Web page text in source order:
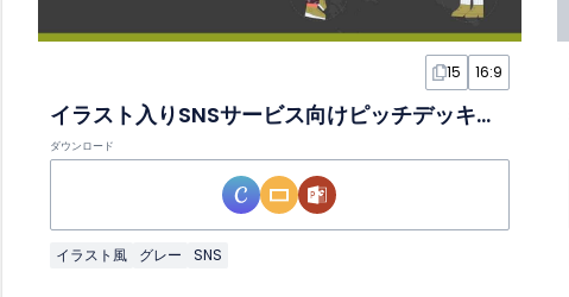
15 16:9
イラスト入りSNSサービス向けピッチデッキスライド
ダウンロード
イラスト風 グレー SNS